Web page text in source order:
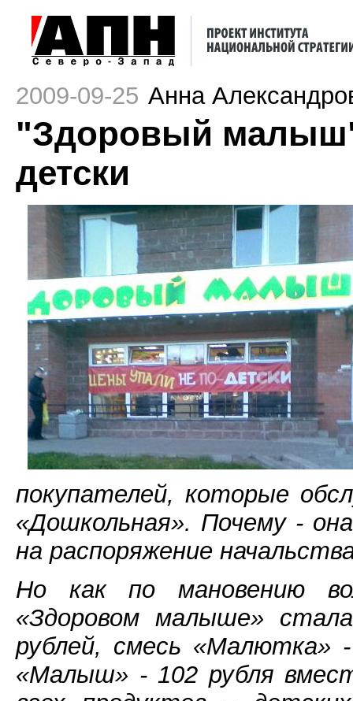
2009-09-25 Анна
"Здоровый
детски
покупателей, которые
«Дошкольная». Почему -
на распоряжение
Но как по мановению
«Здоровом малыше»
рублей, смесь «Малютка»
«Малыш» - 102 рубля